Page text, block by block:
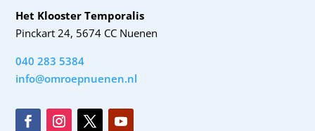
Het Klooster Temporalis
Pinckart 24, 5674 CC Nuenen
040 283 5384
info@omroepnuenen.nl